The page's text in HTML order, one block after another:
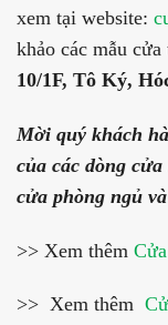
xem tại website:
khảo các mẫu
10/1F, Tô Ký,
Mời quý khách
của các dòng
cửa phòng ngủ
>> Xem thêm
>> Xem thêm